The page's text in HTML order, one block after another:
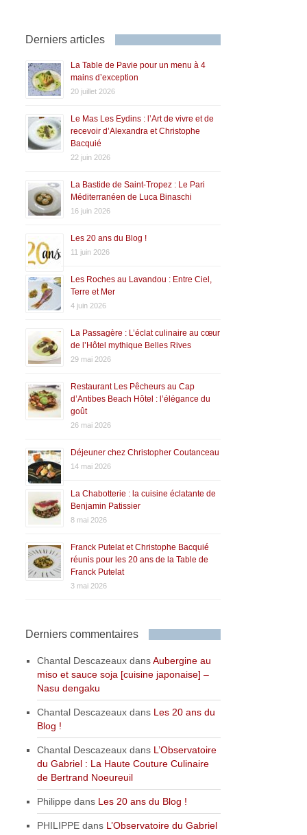
Derniers articles
La Table de Pavie pour un menu à 4
mains d’exception
20 juillet 2026
Le Mas Les Eydins : l’Art de vivre et de
recevoir d’Alexandra et Christophe
Bacquié
22 juin 2026
La Bastide de Saint-Tropez : Le Pari
Méditerranéen de Luca Binaschi
16 juin 2026
Les 20 ans du Blog !
11 juin 2026
Les Roches au Lavandou : Entre Ciel,
Terre et Mer
4 juin 2026
La Passagère : L’éclat culinaire au cœur
de l’Hôtel mythique Belles Rives
29 mai 2026
Restaurant Les Pêcheurs au Cap
d’Antibes Beach Hôtel : l’élégance du
goût
26 mai 2026
Déjeuner chez Christopher Coutanceau
14 mai 2026
La Chabotterie : la cuisine éclatante de
Benjamin Patissier
8 mai 2026
Franck Putelat et Christophe Bacquié
réunis pour les 20 ans de la Table de
Franck Putelat
3 mai 2026
Derniers commentaires
Chantal Descazeaux dansAubergine au
miso et sauce soja [cuisine japonaise] –
Nasu dengaku
Chantal Descazeaux dans Les 20 ans du
Blog !
Chantal Descazeaux dans L’Observatoire
du Gabriel : La Haute Couture Culinaire
de Bertrand Noeureuil
Philippe dans Les 20 ans du Blog !
PHILIPPE dans L’Observatoire du Gabriel